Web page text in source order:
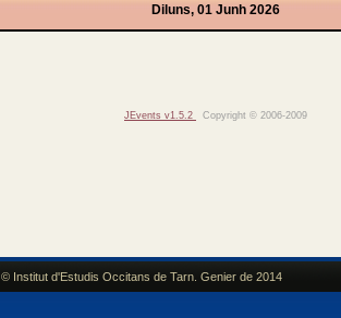
Diluns, 01 Junh 2026
JEvents v1.5.2 Copyright © 2006-2009
© Institut d'Estudis Occitans de Tarn. Genier de 2014